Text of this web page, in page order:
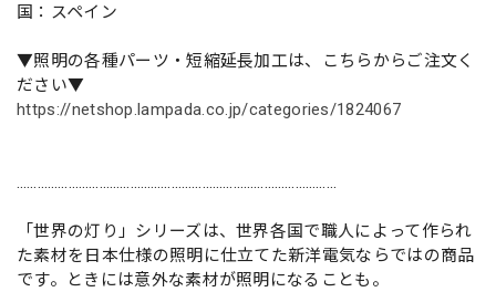
国：スペイン
▼照明の各種パーツ・短縮延長加工は、こちらからご注文く
ださい▼
https://netshop.lampada.co.jp/categories/1824067
…………………………………………………………………………………
「世界の灯り」シリーズは、世界各国で職人によって作られ
た素材を日本仕様の照明に仕立てた新洋電気ならではの商品
です。ときには意外な素材が照明になることも。